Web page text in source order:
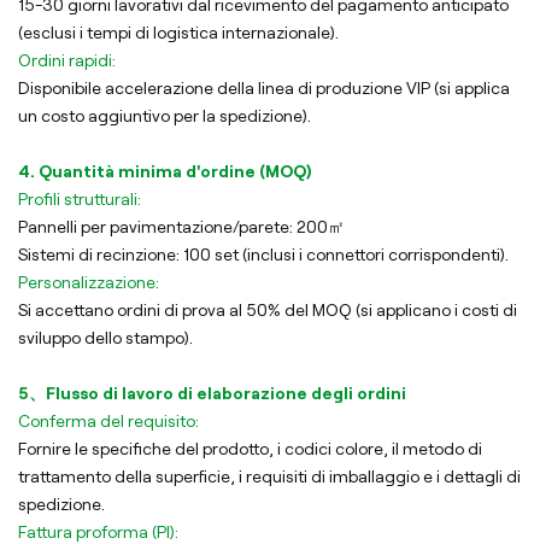
15-30 giorni lavorativi dal ricevimento del pagamento anticipato
(esclusi i tempi di logistica internazionale).
Ordini rapidi:
Disponibile accelerazione della linea di produzione VIP (si applica
un costo aggiuntivo per la spedizione).
4. Quantità minima d'ordine (MOQ)
Profili strutturali:
Pannelli per pavimentazione/parete: 200㎡
Sistemi di recinzione: 100 set (inclusi i connettori corrispondenti).
Personalizzazione:
Si accettano ordini di prova al 50% del MOQ (si applicano i costi di
sviluppo dello stampo).
5、Flusso di lavoro di elaborazione degli ordini
Conferma del requisito:
Fornire le specifiche del prodotto, i codici colore, il metodo di
trattamento della superficie, i requisiti di imballaggio e i dettagli di
spedizione.
Fattura proforma (PI):